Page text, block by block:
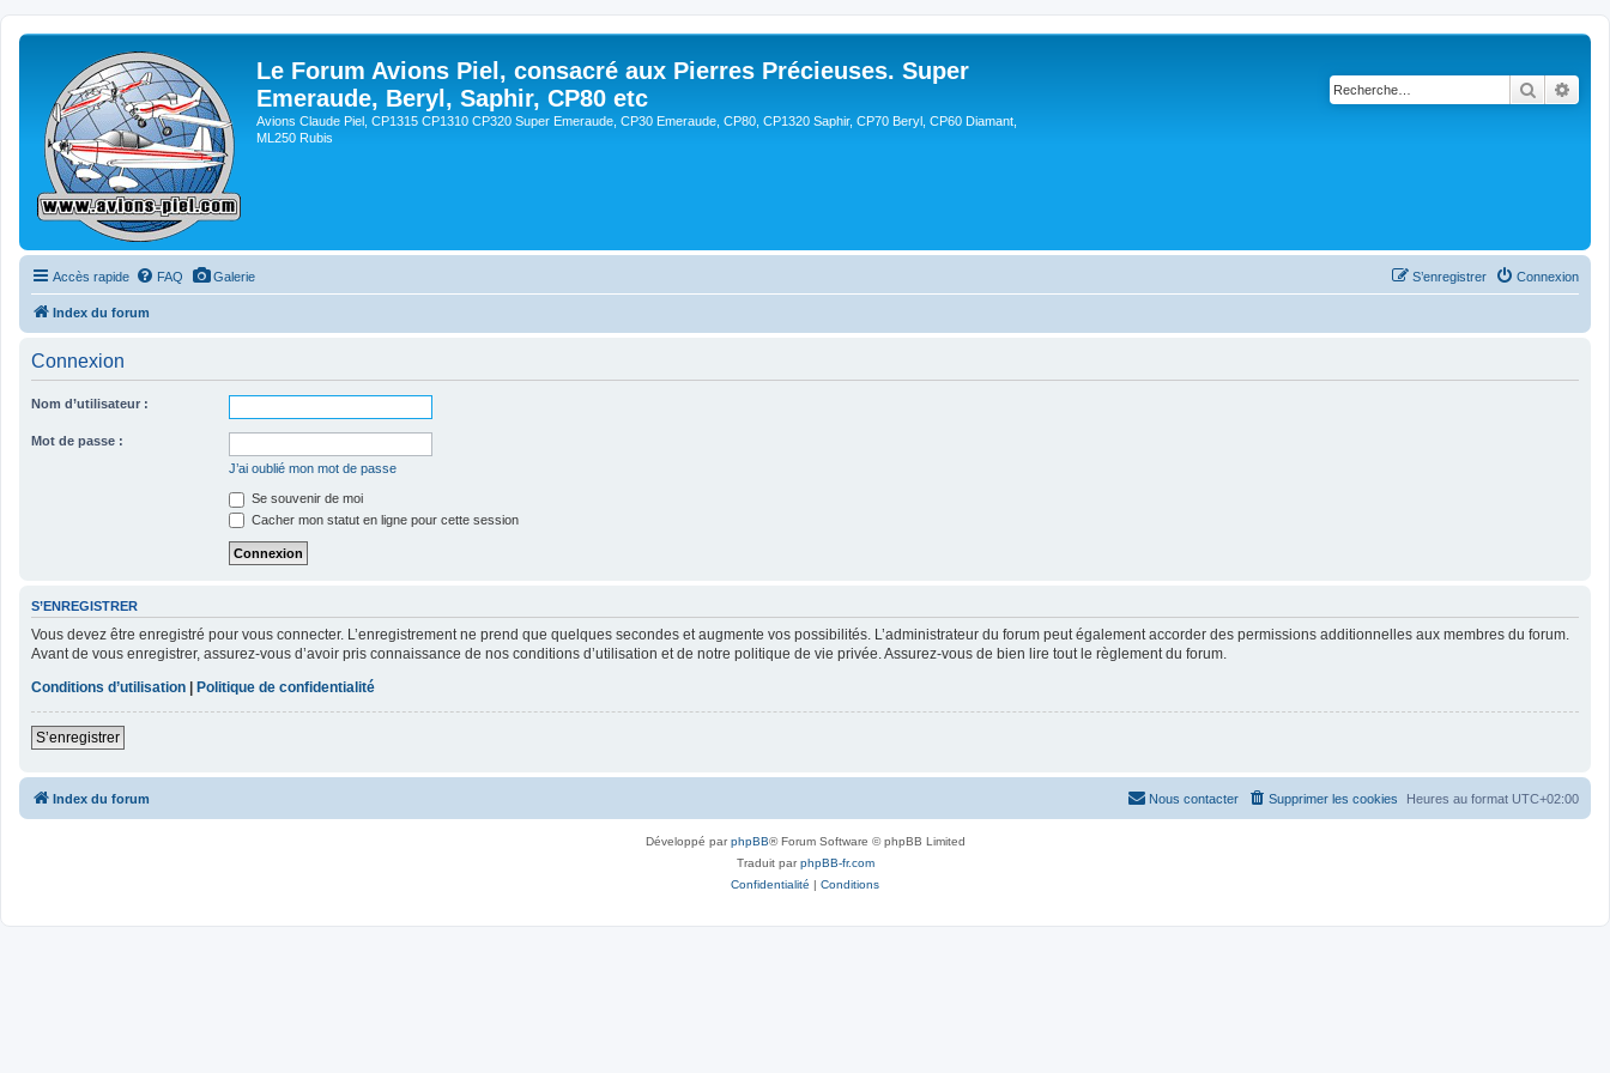
Le Forum Avions Piel, consacré aux Pierres Précieuses. Super
Emeraude, Beryl, Saphir, CP80 etc
Avions Claude Piel, CP1315 CP1310 CP320 Super Emeraude, CP30 Emeraude, CP80, CP1320 Saphir, CP70 Beryl, CP60 Diamant,
ML250 Rubis
Accès rapide FAQ Galerie Connexion
S’enregistrer
Index du forum
Connexion
Nom d’utilisateur :
Mot de passe :
J’ai oublié mon mot de passe
Se souvenir de moi
Cacher mon statut en ligne pour cette session
S’ENREGISTRER
Vous devez être enregistré pour vous connecter. L’enregistrement ne prend que quelques secondes et augmente vos possibilités. L’administrateur du forum peut également accorder des permissions additionnelles aux membres du forum.
Avant de vous enregistrer, assurez-vous d’avoir pris connaissance de nos conditions d’utilisation et de notre politique de vie privée. Assurez-vous de bien lire tout le règlement du forum.
Conditions d’utilisation | Politique de confidentialité
S’enregistrer
Index du forum Heures au format UTC+02:00
Supprimer les cookies
Nous contacter
Développé parphpBB® Forum Software © phpBB Limited
Traduit parphpBB-fr.com
Confidentialité | Conditions